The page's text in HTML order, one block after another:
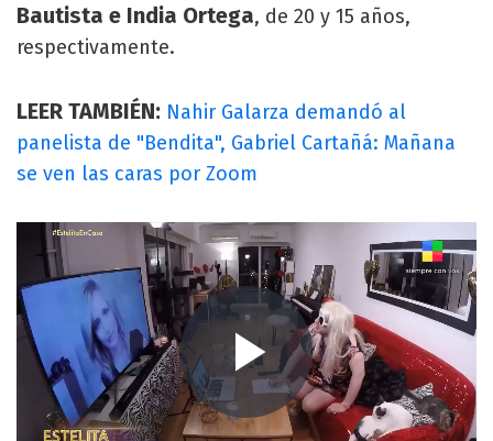
Bautista e India Ortega, de 20 y 15 años,
respectivamente.
LEER TAMBIÉN: Nahir Galarza demandó al
panelista de "Bendita", Gabriel Cartañá: Mañana
se ven las caras por Zoom